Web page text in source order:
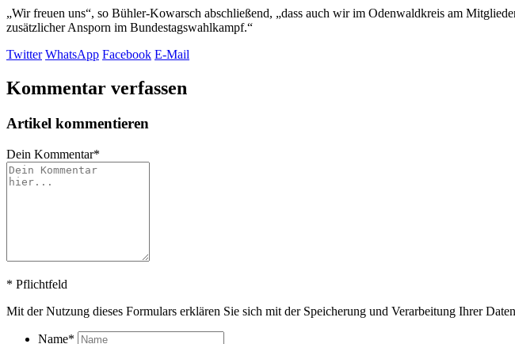
„Wir freuen uns“, so Bühler-Kowarsch abschließend, „dass auch wir im Odenwaldkreis am
zusätzlicher Ansporn im Bundestagswahlkampf.“
Twitter WhatsApp Facebook E-Mail
Kommentar verfassen
Artikel kommentieren
Dein Kommentar*
* Pflichtfeld
Mit der Nutzung dieses Formulars erklären Sie sich mit der Speicherung und Verarbeitung Ihrer
Name*